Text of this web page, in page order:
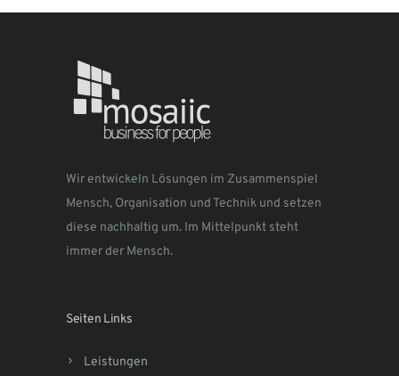
Wir entwickeln Lösungen im Zusammenspiel
Mensch, Organisation und Technik und setzen
diese nachhaltig um. Im Mittelpunkt steht
immer der Mensch.
Seiten Links
Leistungen